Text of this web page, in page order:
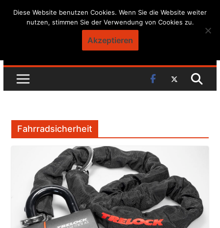
Skip
Fahrradsicherheit
Diese Website benutzen Cookies. Wenn Sie die Website weiter
nutzen, stimmen Sie der Verwendung von Cookies zu.
Akzeptieren